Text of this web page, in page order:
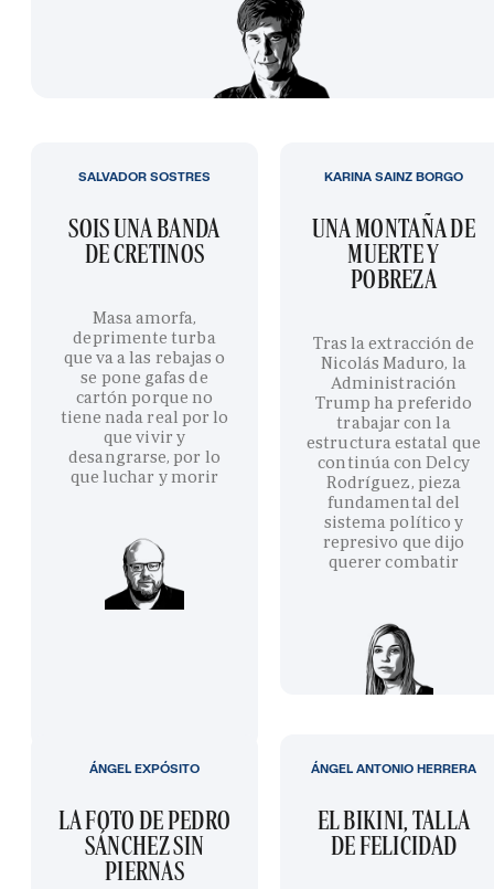
SOIS UNA BANDA
DE CRETINOS
Masa amorfa,
deprimente turba
que va a las rebajas o
se pone gafas de
cartón porque no
tiene nada real por lo
que vivir y
desangrarse, por lo
que luchar y morir
SALVADOR SOSTRES
UNA MONTAÑA DE
MUERTE Y
POBREZA
Tras la extracción de
Nicolás Maduro, la
Administración
Trump ha preferido
trabajar con la
estructura estatal que
continúa con Delcy
Rodríguez, pieza
fundamental del
sistema político y
represivo que dijo
querer combatir
KARINA SAINZ BORGO
LA FOTO DE PEDRO
SÁNCHEZ SIN
PIERNAS
ÁNGEL EXPÓSITO
EL BIKINI, TALLA
DE FELICIDAD
ÁNGEL ANTONIO HERRERA